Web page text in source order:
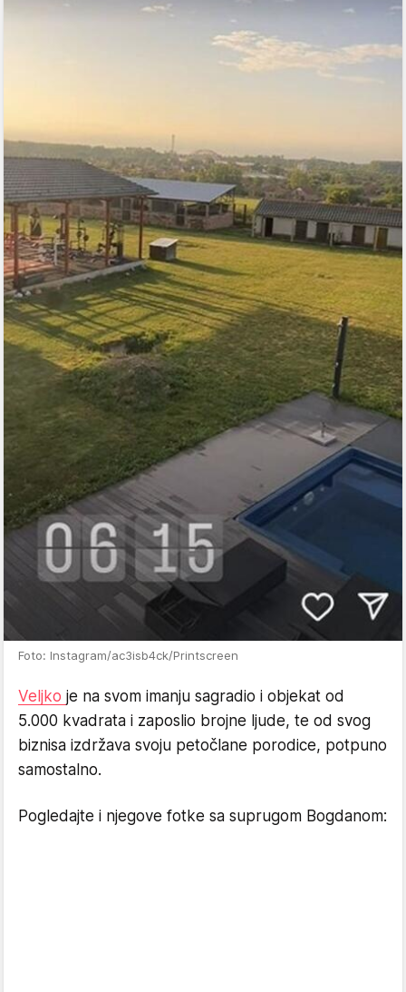
Foto: Instagram/ac3isb4ck/Printscreen
Veljko je na svom imanju sagradio i objekat od
5.000 kvadrata i zaposlio brojne ljude, te od svog
biznisa izdržava svoju petočlane porodice, potpuno
samostalno.
Pogledajte i njegove fotke sa suprugom Bogdanom: